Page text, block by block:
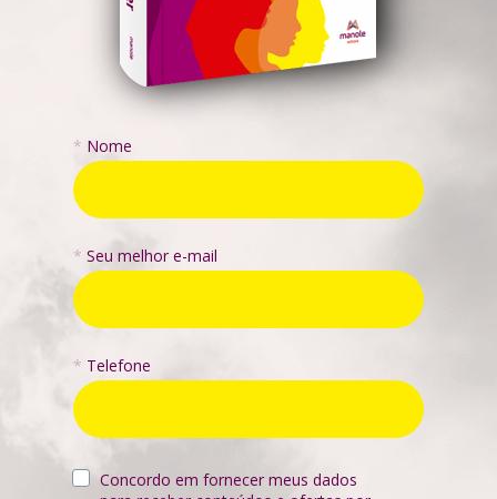
* Nome
* Seu melhor e-mail
* Telefone
Concordo em fornecer meus dados